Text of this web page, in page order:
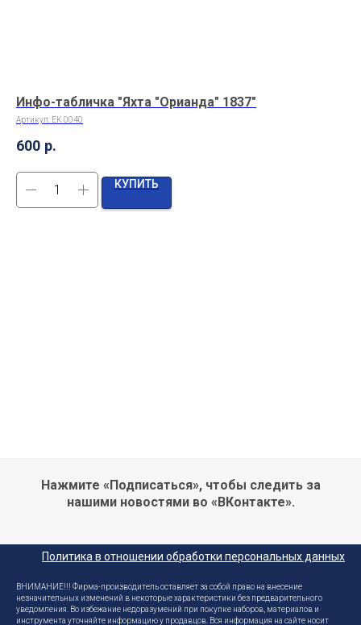
Инфо-табличка "Яхта "Орианда" 1837"
Артикул: EK 0040
600 р.
КУПИТЬ
Нажмите «Подписаться», чтобы следить за
нашими новостями во «ВКонтакте».
Политика в отношении обработки персональных данных
ВНИМАНИЕ!!! Фирма-производитель оставляет за собой право на внесение
незначительных изменений в некоторые характеристики без предварительного
уведомления. Во избежание недоразумений при покупке наборов, материалов и
инструмента уточняйте информацию у продавцов. Вся информация на сайте носит